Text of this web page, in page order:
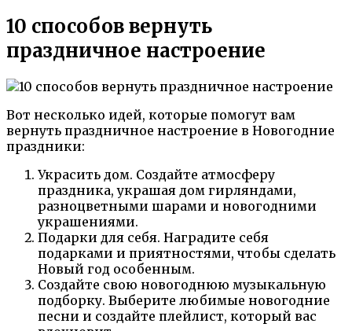
10 способов вернуть
праздничное настроение
Вот несколько идей, которые помогут вам
вернуть праздничное настроение в Новогодние
праздники:
Украсить дом. Создайте атмосферу
праздника, украшая дом гирляндами,
разноцветными шарами и новогодними
украшениями.
Подарки для себя. Наградите себя
подарками и приятностями, чтобы сделать
Новый год особенным.
Создайте свою новогоднюю музыкальную
подборку. Выберите любимые новогодние
песни и создайте плейлист, который вас